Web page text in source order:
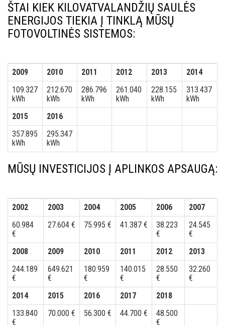
ŠTAI KIEK KILOVATVALANDŽIŲ SAULĖS
ENERGIJOS TIEKIA Į TINKLĄ MŪSŲ
FOTOVOLTINĖS SISTEMOS:
2009 2010 2011 2012 2013
2014
109.327
kWh
212.670
kWh
286.796
kWh
261.040
kWh
228.155
kWh
313.437
kWh
2015
2016
357.895
kWh
295.347
kWh
MŪSŲ INVESTICIJOS Į APLINKOS APSAUGĄ:
2002 2003 2004 2005 2006
2007
60.984
€
27.604 € 75.995 € 41.387 €
38.223
€
24.545
€
2008
2009 2010 2011 2012
2013
244.189
€
649.621
€
180.959
€
140.015
€
28.550
€
32.260
€
2014
2015 2016 2017
2018
133.840
€
70.000 € 56.300 € 44.700 €
48.500
€